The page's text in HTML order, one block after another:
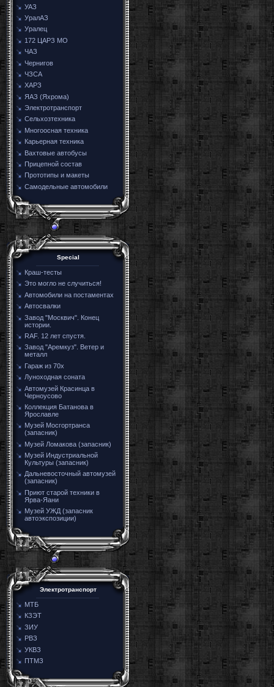
УАЗ
УралАЗ
Уралец
172 ЦАРЗ МО
ЧАЗ
Чернигов
ЧЗСА
ХАРЗ
ЯАЗ (Яхрома)
Электротранспорт
Сельхозтехника
Многоосная техника
Карьерная техника
Вахтовые автобусы
Прицепной состав
Прототипы и макеты
Самодельные автомобили
Special
Краш-тесты
Это могло не случиться!
Автомобили на постаментах
Автосвалки
Завод "Москвич". Конец
истории.
RAF. 12 лет спустя.
Завод "Аремкуз". Ветер и
металл
Гараж из 70х
Луноходная соната
Автомузей Красинца в
Черноусово
Коллекция Батанова в
Ярославле
Музей Мосгортранса
(запасник)
Музей Ломакова (запасник)
Музей Индустриальной
Культуры (запасник)
Дальневосточный автомузей
(запасник)
Приют старой техники в
Ярва-Яани
Музей УЖД (запасник
автоэкспозиции)
Электротранспорт
МТБ
КЗЭТ
ЗИУ
РВЗ
УКВЗ
ПТМЗ